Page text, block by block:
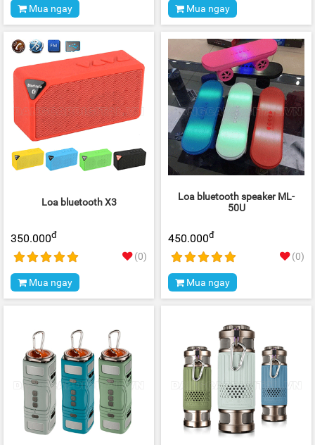
Mua ngay Mua ngay
Loa bluetooth X3
350.000đ
(0)
Mua ngay
Loa bluetooth speaker ML-
50U
450.000đ
(0)
Mua ngay